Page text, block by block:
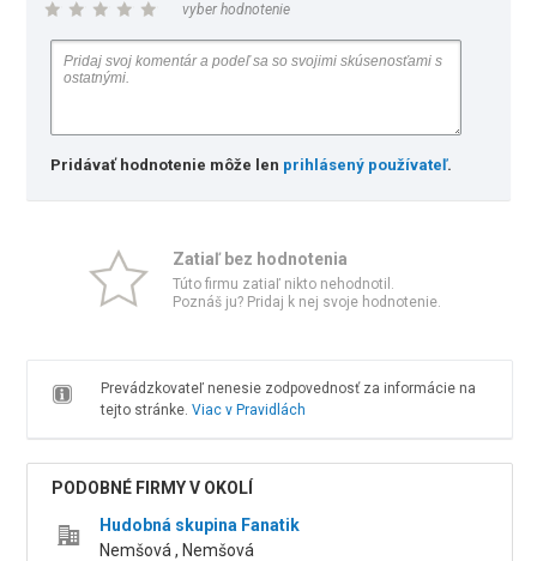
vyber hodnotenie
Pridávať hodnotenie môže len prihlásený používateľ.
Zatiaľ bez hodnotenia
Túto firmu zatiaľ nikto nehodnotil.
Poznáš ju? Pridaj k nej svoje hodnotenie.
Prevádzkovateľ nenesie zodpovednosť za informácie na
tejto stránke. Viac v Pravidlách
PODOBNÉ FIRMY V OKOLÍ
Hudobná skupina Fanatik
Nemšová , Nemšová